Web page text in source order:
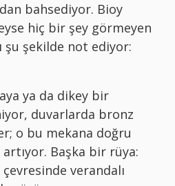
bahsediyor. Bioy
hiç bir şey görmeyen
şu şekilde not ediyor:
ya da dikey bir
duvarlarda bronz
o bu mekana doğru
Başka bir rüya:
verandalı